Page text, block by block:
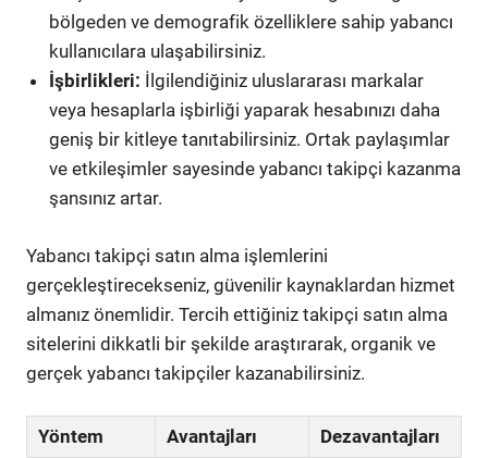
bölgeden ve demografik özelliklere sahip yabancı
kullanıcılara ulaşabilirsiniz.
İşbirlikleri: İlgilendiğiniz uluslararası markalar
veya hesaplarla işbirliği yaparak hesabınızı daha
geniş bir kitleye tanıtabilirsiniz. Ortak paylaşımlar
ve etkileşimler sayesinde yabancı takipçi kazanma
şansınız artar.
Yabancı takipçi satın alma işlemlerini
gerçekleştirecekseniz, güvenilir kaynaklardan hizmet
almanız önemlidir. Tercih ettiğiniz takipçi satın alma
sitelerini dikkatli bir şekilde araştırarak, organik ve
gerçek yabancı takipçiler kazanabilirsiniz.
Yöntem Avantajları Dezavantajları